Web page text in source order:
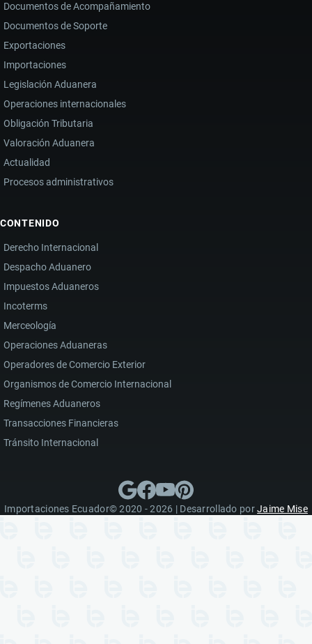
LA
VIOLENCIA
DEL
NARCOTRÁFICO
TRANSNACIONAL
Documentos de Acompañamiento
Documentos de Soporte
Exportaciones
Importaciones
Legislación Aduanera
Operaciones internacionales
Obligación Tributaria
Valoración Aduanera
Actualidad
Procesos administrativos
CONTENIDO
Derecho Internacional
Despacho Aduanero
Impuestos Aduaneros
Incoterms
Merceología
Operaciones Aduaneras
Operadores de Comercio Exterior
Organismos de Comercio Internacional
Regímenes Aduaneros
Transacciones Financieras
Tránsito Internacional
Importaciones Ecuador© 2020 - 2026 | Desarrollado porJaime Mise